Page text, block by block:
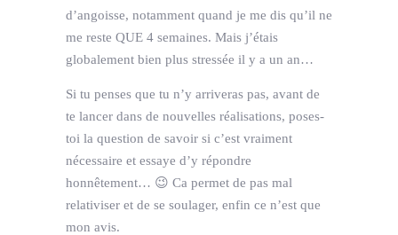
d’angoisse, notamment quand je me dis qu’il ne
me reste QUE 4 semaines. Mais j’étais
globalement bien plus stressée il y a un an…
Si tu penses que tu n’y arriveras pas, avant de
te lancer dans de nouvelles réalisations, poses-
toi la question de savoir si c’est vraiment
nécessaire et essaye d’y répondre
honnêtement… 😉 Ca permet de pas mal
relativiser et de se soulager, enfin ce n’est que
mon avis.